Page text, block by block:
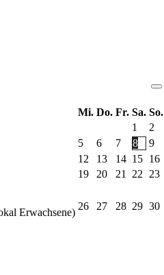
Mi. Do. Fr. Sa. So.
1
2
5 6 7 8
9
12 13 14 15 16
19 20 21 22 23
Erwachsene)
26 27 28 29 30